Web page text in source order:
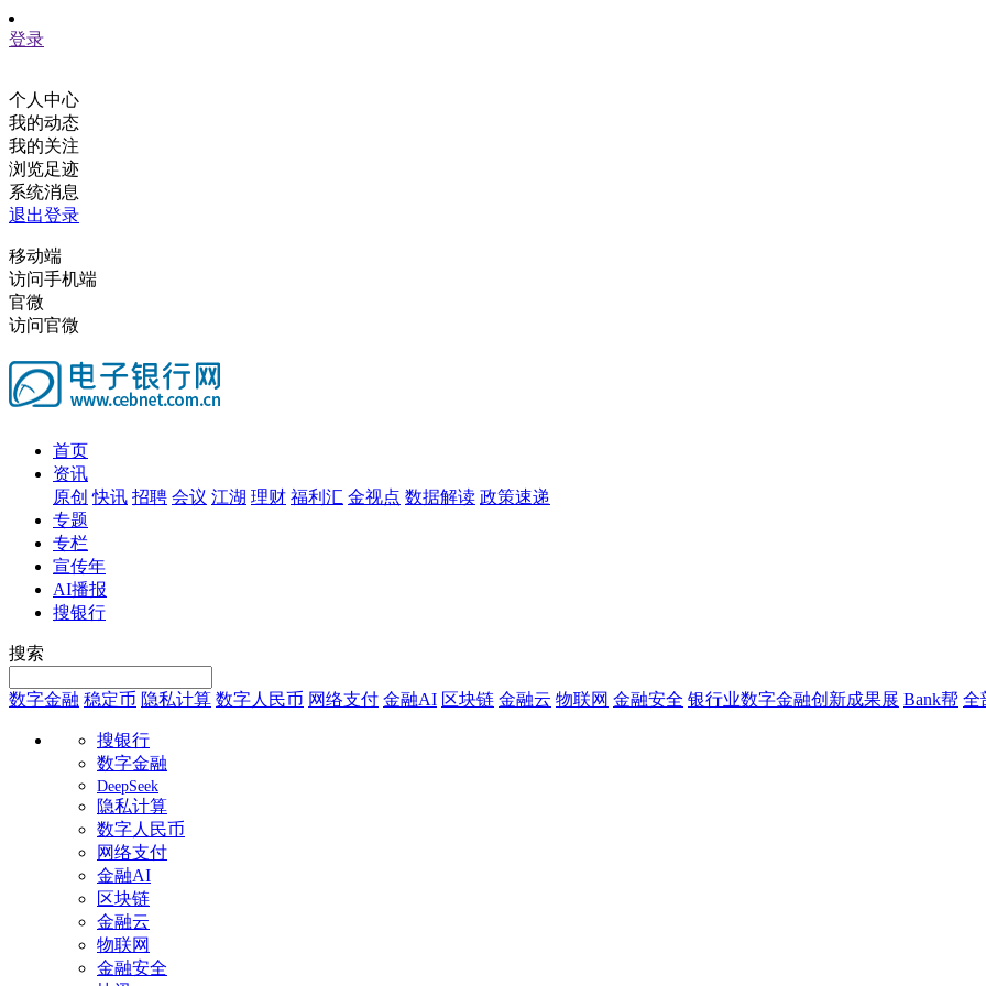
登录
个人中心
我的动态
我的关注
浏览足迹
系统消息
退出登录
移动端
访问手机端
官微
访问官微
首页
资讯
原创 快讯 招聘 会议 江湖 理财 福利汇 金视点 数据解读 政策速递
专题
专栏
宣传年
AI播报
搜银行
搜索
数字金融 稳定币 隐私计算 数字人民币 网络支付 金融AI 区块链 金融云 物联网 金融安全 银行业数字金融创新成果展 Bank帮 全
搜银行
数字金融
DeepSeek
隐私计算
数字人民币
网络支付
金融AI
区块链
金融云
物联网
金融安全